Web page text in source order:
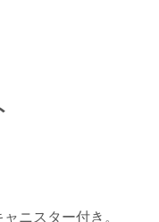
ニスター付き。